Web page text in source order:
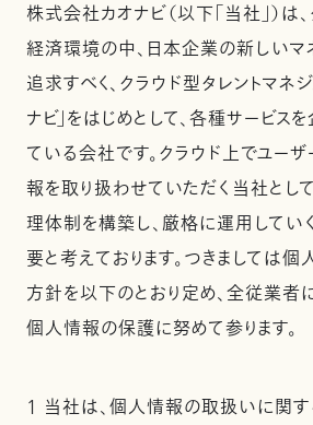
株式会社カオナビ（以下「当社」）は
経済環境の中、日本企業の新しいマ
追求すべく、クラウド型タレントマネ
ナビ」をはじめとして、各種サービス
ている会社です。クラウド上でユー
報を取り扱わせていただく当社とし
理体制を構築し、厳格に運用してい
要と考えております。つきましては
方針を以下のとおり定め、全従業者
個人情報の保護に努めて参ります。
1 当社は、個人情報の取扱いに関す